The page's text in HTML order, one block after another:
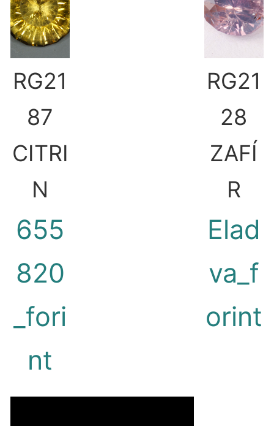
RG21
87
CITRI
N
655
820
_fori
nt
RG21
28
ZAFÍ
R
Elad
va_f
orint